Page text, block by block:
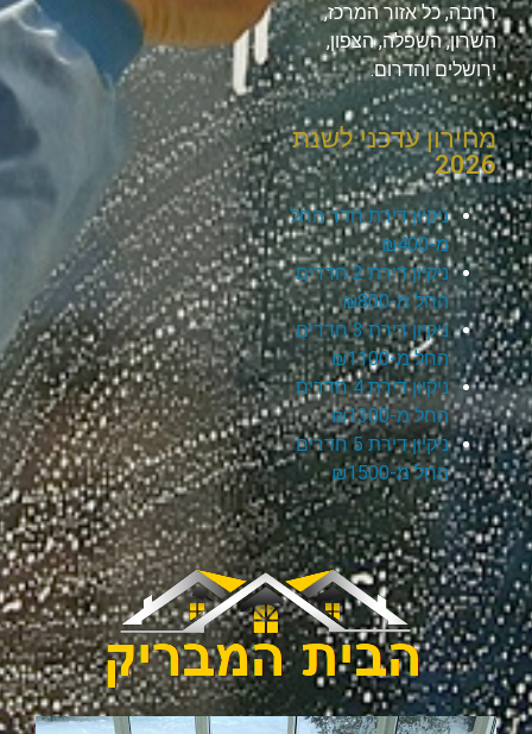
רחבה, כל אזור המרכז,
השרון, השפלה, הצפון,
ירושלים והדרום.
מחירון עדכני לשנת
2026
ניקיון דירת חדר החל
מ-₪400
ניקיון דירת 2 חדרים
החל מ-₪800
ניקיון דירת 3 חדרים
החל מ-₪1100
ניקיון דירת 4 חדרים
החל מ-₪1300
ניקיון דירת 5 חדרים
החל מ-₪1500